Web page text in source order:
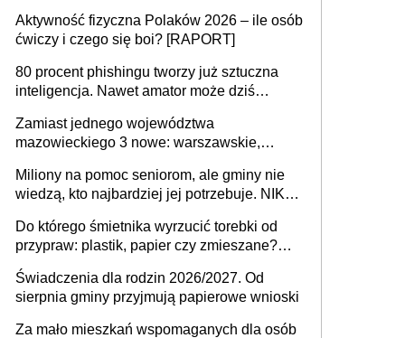
rozstrzygać sprawy
Aktywność fizyczna Polaków 2026 – ile osób
ćwiczy i czego się boi? [RAPORT]
80 procent phishingu tworzy już sztuczna
inteligencja. Nawet amator może dziś
Zamiast jednego województwa
mazowieckiego 3 nowe: warszawskie,
Europie nie ma tak dużych jednostek
stołecznych
Miliony na pomoc seniorom, ale gminy nie
wiedzą, kto najbardziej jej potrzebuje. NIK
Do którego śmietnika wyrzucić torebki od
przypraw: plastik, papier czy zmieszane?
Świadczenia dla rodzin 2026/2027. Od
sierpnia gminy przyjmują papierowe wnioski
Za mało mieszkań wspomaganych dla osób